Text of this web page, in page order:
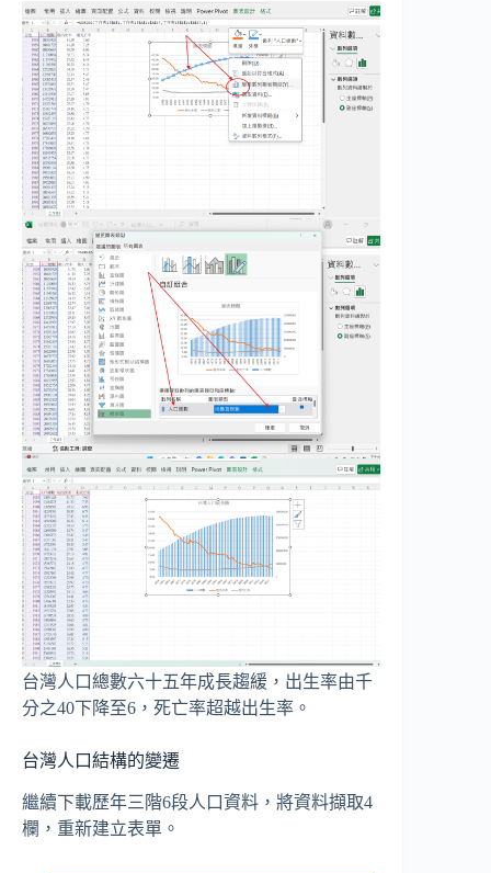
台灣人口總數六十五年成長趨緩，出生率由千
分之40下降至6，死亡率超越出生率。
台灣人口結構的變遷
繼續下載歷年三階6段人口資料，將資料擷取4
欄，重新建立表單。